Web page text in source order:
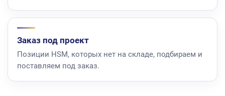
Заказ под проект
Позиции HSM, которых нет на складе, подбираем и
поставляем под заказ.